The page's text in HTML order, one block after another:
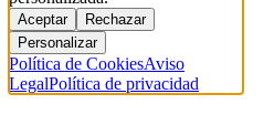
Aceptar
Rechazar
Personalizar
Política de CookiesAviso
LegalPolítica de privacidad